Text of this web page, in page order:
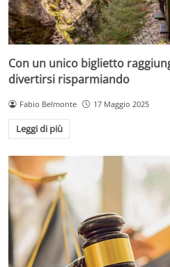
Con un unico biglietto
divertirsi risparmiando
Fabio Belmonte 17 Maggio 2025
Leggi di più